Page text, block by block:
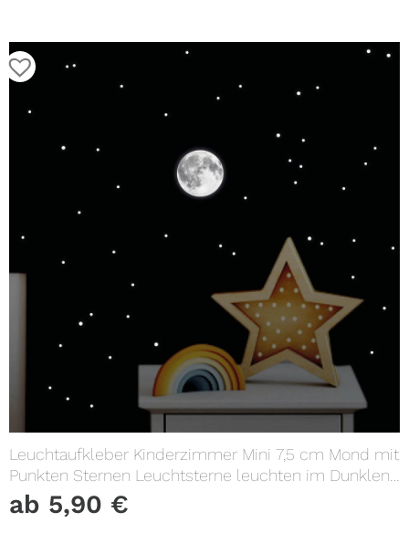
Leuchtaufkleber Kinderzimmer Mini 7,5 cm Mond mit
Punkten Sternen Leuchtsterne leuchten im Dunklen
Lichtschalter
ab 5,90 €